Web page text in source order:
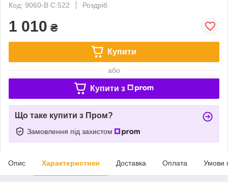
Код: 9060-B C:522
Роздріб
1 010 ₴
Купити
або
Купити з
Що таке купити з Пром?
Замовлення під захистом
Опис Характеристики Доставка Оплата Умови